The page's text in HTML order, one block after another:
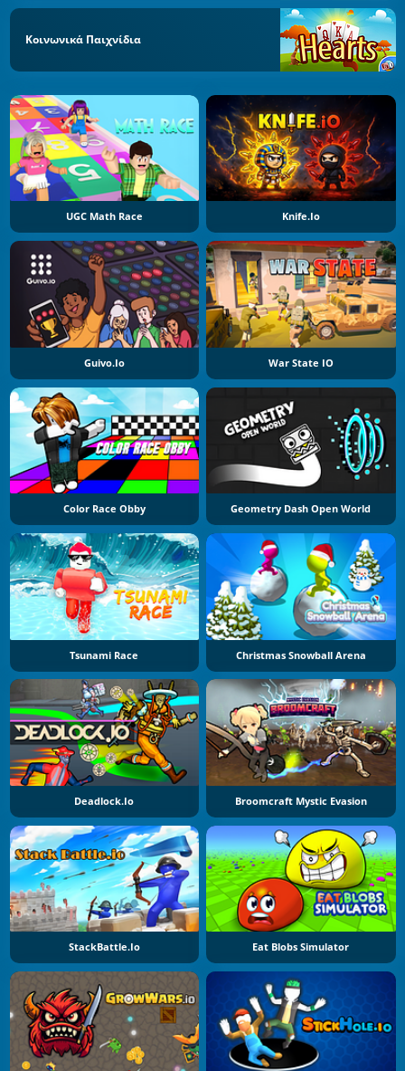
Κοινωνικά Παιχνίδια
UGC Math Race Knife.io
Guivo.io War State IO
Color Race Obby Geometry Dash Open World
Tsunami Race Christmas Snowball Arena
Deadlock.io Broomcraft Mystic Evasion
StackBattle.io Eat Blobs Simulator